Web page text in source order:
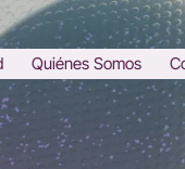
Quiénes Somos